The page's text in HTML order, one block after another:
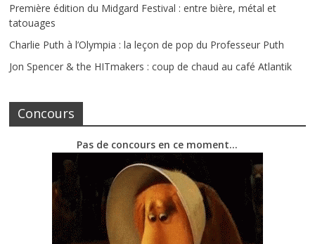
Première édition du Midgard Festival : entre bière, métal et
tatouages
Charlie Puth à l’Olympia : la leçon de pop du Professeur Puth
Jon Spencer & the HITmakers : coup de chaud au café Atlantik
Concours
Pas de concours en ce moment…